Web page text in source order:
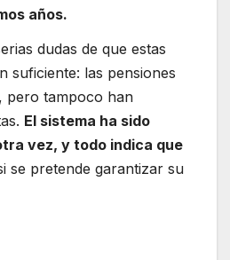
años.
dudas de que estas
suficiente: las pensiones
pero tampoco han
El sistema ha sido
vez, y todo indica que
se pretende garantizar su